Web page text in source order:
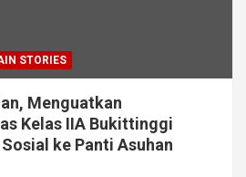
STORIES
Menguatkan
Kelas IIA Bukittinggi
ke Panti Asuhan